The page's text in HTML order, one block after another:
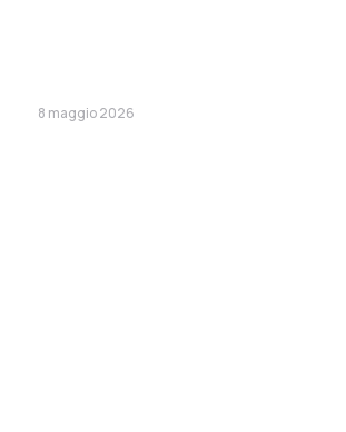
8 maggio 2026